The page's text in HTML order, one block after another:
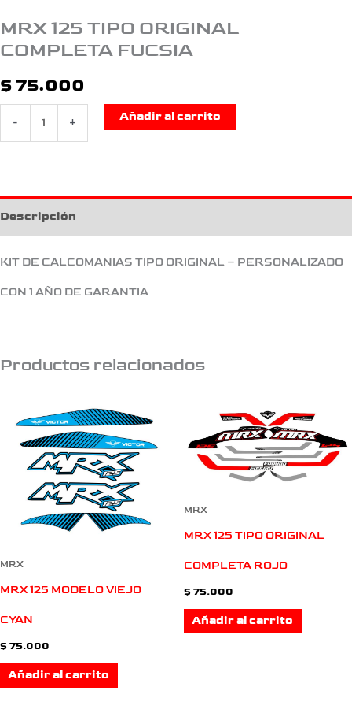
MRX 125 TIPO ORIGINAL
COMPLETA FUCSIA
$ 75.000
- +
Añadir al carrito
Descripción
KIT DE CALCOMANIAS TIPO ORIGINAL – PERSONALIZADO
CON 1 AÑO DE GARANTIA
Productos relacionados
MRX
MRX 125 MODELO VIEJO
CYAN
$ 75.000
Añadir al carrito
MRX
MRX 125 TIPO ORIGINAL
COMPLETA ROJO
$ 75.000
Añadir al carrito